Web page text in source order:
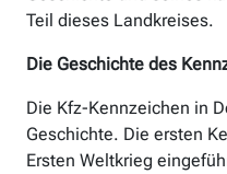
Teil dieses Landkreises.
Die Geschichte des
Die Kfz-Kennzeichen in
Geschichte. Die ersten
Ersten Weltkrieg